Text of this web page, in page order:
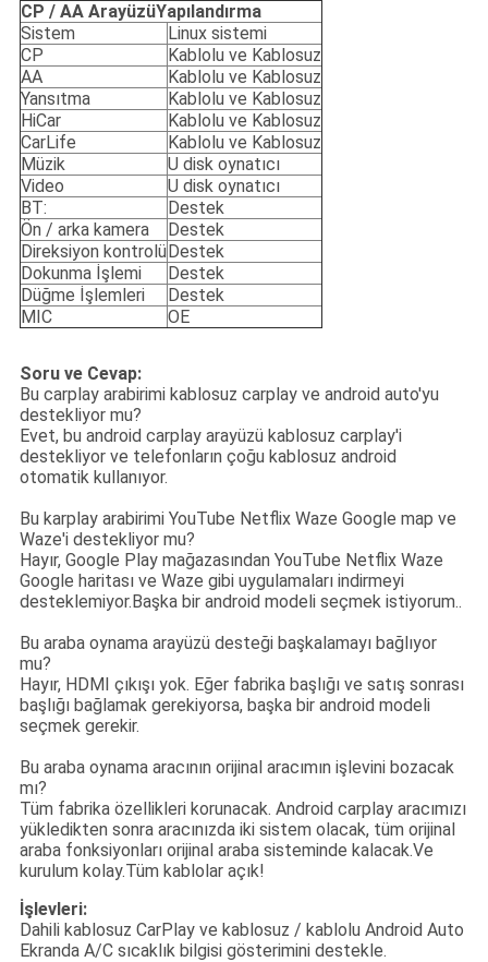
CP / AA ArayüzüYapılandırma
Sistem
Linux sistemi
CP
Kablolu ve Kablosuz
AA
Kablolu ve Kablosuz
Yansıtma
Kablolu ve Kablosuz
HiCar
Kablolu ve Kablosuz
CarLife
Kablolu ve Kablosuz
Müzik
U disk oynatıcı
Video
U disk oynatıcı
BT:
Destek
Ön / arka kamera
Destek
Direksiyon kontrolü Destek
Dokunma İşlemi
Destek
Düğme İşlemleri
Destek
MIC
OE
Soru ve Cevap:
Bu carplay arabirimi kablosuz carplay ve android auto'yu
destekliyor mu?
Evet, bu android carplay arayüzü kablosuz carplay'i
destekliyor ve telefonların çoğu kablosuz android
otomatik kullanıyor.
Bu karplay arabirimi YouTube Netflix Waze Google map ve
Waze'i destekliyor mu?
Hayır, Google Play mağazasından YouTube Netflix Waze
Google haritası ve Waze gibi uygulamaları indirmeyi
desteklemiyor.Başka bir android modeli seçmek istiyorum..
Bu araba oynama arayüzü desteği başkalamayı bağlıyor
mu?
Hayır, HDMI çıkışı yok. Eğer fabrika başlığı ve satış sonrası
başlığı bağlamak gerekiyorsa, başka bir android modeli
seçmek gerekir.
Bu araba oynama aracının orijinal aracımın işlevini bozacak
mı?
Tüm fabrika özellikleri korunacak. Android carplay aracımızı
yükledikten sonra aracınızda iki sistem olacak, tüm orijinal
araba fonksiyonları orijinal araba sisteminde kalacak.Ve
kurulum kolay.Tüm kablolar açık!
İşlevleri:
Dahili kablosuz CarPlay ve kablosuz / kablolu Android Auto
Ekranda A/C sıcaklık bilgisi gösterimini destekle.